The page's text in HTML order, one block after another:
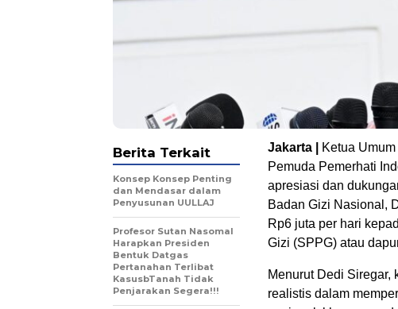
Jakarta |
Ketua
Pemuda Pemerhati
apresiasi dan
Badan Gizi Nasional,
Rp6 juta per hari
Gizi (SPPG) atau
Menurut Dedi Siregar,
realistis dalam
Berita Terkait
Konsep Konsep Penting
dan Mendasar dalam
Penyusunan UULLAJ
Profesor Sutan Nasomal
Harapkan Presiden
Bentuk Datgas
Pertanahan Terlibat
KasusbTanah Tidak
Penjarakan Segera!!!